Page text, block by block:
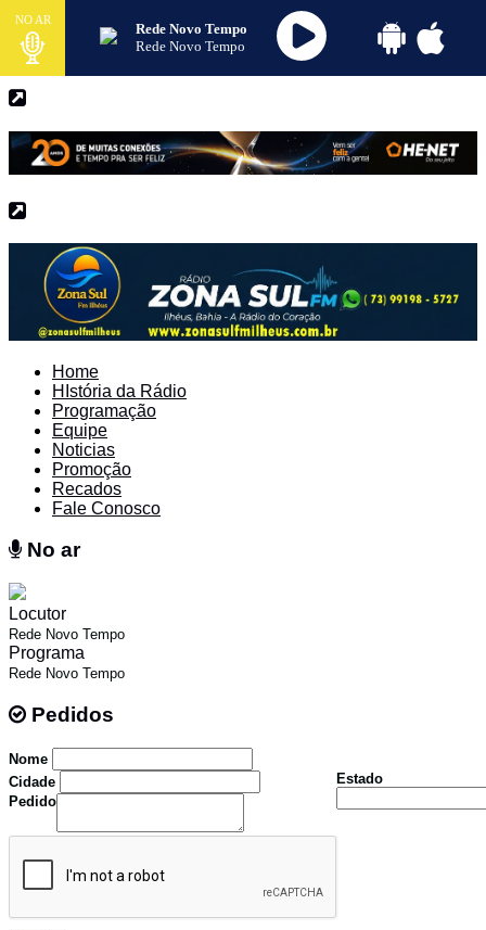
NO AR
Rede Novo Tempo
Rede Novo Tempo
Home
HIstória da Rádio
Programação
Equipe
Noticias
Promoção
Recados
Fale Conosco
No ar
Locutor
Rede Novo Tempo
Programa
Rede Novo Tempo
Pedidos
Nome
Cidade
Estado
Pedido